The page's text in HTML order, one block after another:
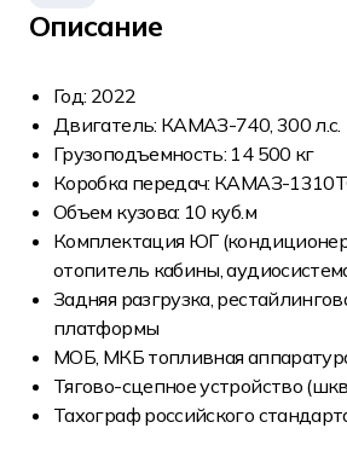
Описание
Год: 2022
Двигатель: КАМАЗ-740, 300 л.с.
Грузоподъемность: 14 500 кг
Коробка передач: КАМАЗ-
Объем кузова: 10 куб.м
Комплектация ЮГ
отопитель кабины,
Задняя разгрузка,
платформы
МОБ, МКБ топливная
Тягово-сцепное устройство
Тахограф российского